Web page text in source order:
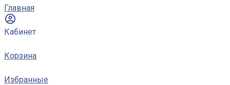
Главная
Кабинет
Корзина
Избранные